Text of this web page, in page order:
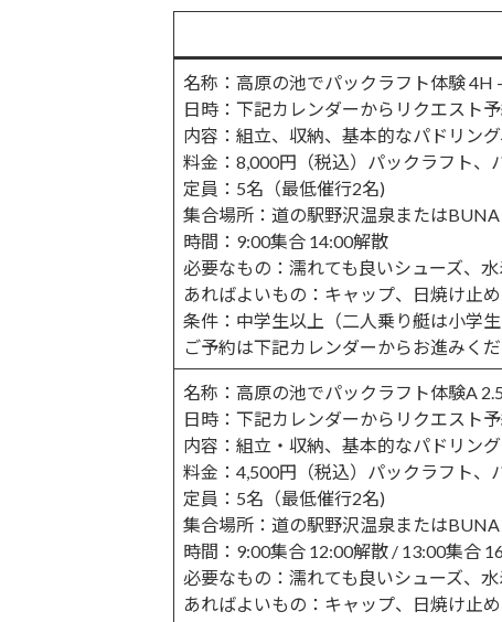
名称：高原の池でパックラフト体験 4H
日時：下記カレンダーからリクエスト
内容：組立、収納、基本的なパドリン
料金：8,000円（税込）パックラフト、
定員：5名（最低催行2名)
集合場所：道の駅野沢温泉またはBUNA
時間：9:00集合 14:00解散
必要なもの：濡れても良いシューズ、
あればよいもの：キャップ、日焼け止
条件：中学生以上（二人乗り艇は小学生
ご予約は下記カレンダーからお進みく
名称：高原の池でパックラフト体験A
日時：下記カレンダーからリクエスト
内容：組立・収納、基本的なパドリング
料金：4,500円（税込）パックラフト、
定員：5名（最低催行2名)
集合場所：道の駅野沢温泉またはBUNA
時間：9:00集合 12:00解散 / 13:00集合
必要なもの：濡れても良いシューズ、
あればよいもの：キャップ、日焼け止